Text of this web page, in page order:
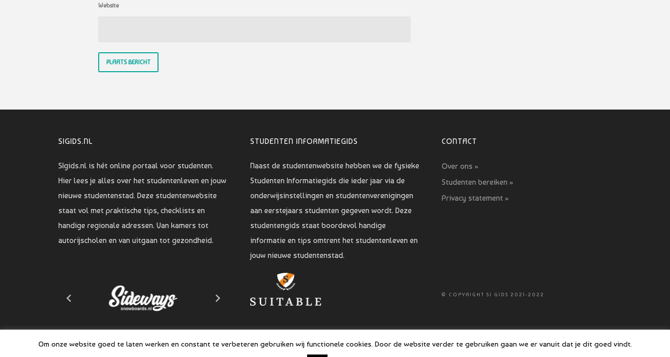
Website
SIGIDS.NL
SIgids.nl is hét online portaal voor studenten.
Hier lees je alles over het studentenleven en jouw
nieuwe studentenstad. Deze studentenwebsite
staat vol met praktische tips, checklists en
handige regionale adressen. Van kamers tot
autorijscholen en van uitgaan tot gezondheid.
STUDENTEN INFORMATIEGIDS
Naast de studentenwebsite hebben we de fysieke
Studenten Informatiegids die ieder jaar via de
onderwijsinstellingen en studentenverenigingen
aan eerstejaars studenten gegeven wordt. Deze
studentengids staat boordevol handige
informatie en tips omtrent het studentenleven en
jouw nieuwe studentenstad.
CONTACT
Over ons »
Studenten bereiken »
Privacy statement »
© COPYRIGHT SI GIDS 2021-2022
Om onze website goed te laten werken en constant te verbeteren gebruiken wij functionele cookies. Door de website verder te gebruiken gaan we er vanuit dat je dit goed vindt.